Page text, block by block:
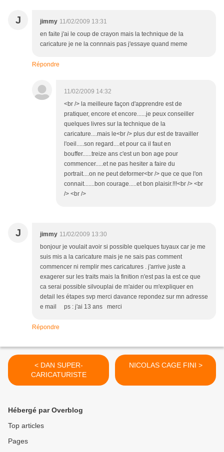
J jimmy 11/02/2009 13:31
en faite j'ai le coup de crayon mais la technique de la
caricature je ne la connnais pas j'essaye quand meme
Répondre
11/02/2009 14:32
<br /> la meilleure façon d'apprendre est de
pratiquer, encore et encore......je peux conseiller
quelques livres sur la technique de la
caricature....mais le<br /> plus dur est de travailler
l'oeil.....son regard....et pour ca il faut en
bouffer......treize ans c'est un bon age pour
commencer.....et ne pas hesiter a faire du
portrait....on ne peut deformer<br /> que ce que l'on
connait.......bon courage.....et bon plaisir.!!!<br /> <br
/> <br />
J jimmy 11/02/2009 13:30
bonjour je voulait avoir si possible quelques tuyaux car je me
suis mis a la caricature mais je ne sais pas comment
commencer ni remplir mes caricatures . j'arrive juste a
exagerer sur les traits mais la finition n'est pas la est ce que
ca serai possible silvouplai de m'aider ou m'expliquer en
detail les étapes svp merci davance repondez sur mn adresse
e mail ps : j'ai 13 ans merci
Répondre
< DAN SUPER-
CARICATURISTE
NICOLAS CAGE FINI >
Hébergé par Overblog
Top articles
Pages